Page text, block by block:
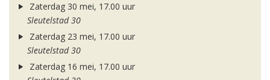
Zaterdag 30 mei, 17.00 uur
Sleutelstad 30
Zaterdag 23 mei, 17.00 uur
Sleutelstad 30
Zaterdag 16 mei, 17.00 uur